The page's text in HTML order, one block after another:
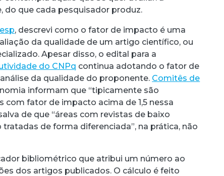
do que cada pesquisador produz.
, descrevi como o fator de impacto é uma
da qualidade de um artigo científico, ou
Apesar disso, o edital para a
do CNPq continua adotando o fator de
da qualidade do proponente. Comitês de
informam que “tipicamente são
fator de impacto acima de 1,5 nessa
de que “áreas com revistas de baixo
de forma diferenciada”, na prática, não
bibliométrico que atribui um número ao
dos artigos publicados. O cálculo é feito